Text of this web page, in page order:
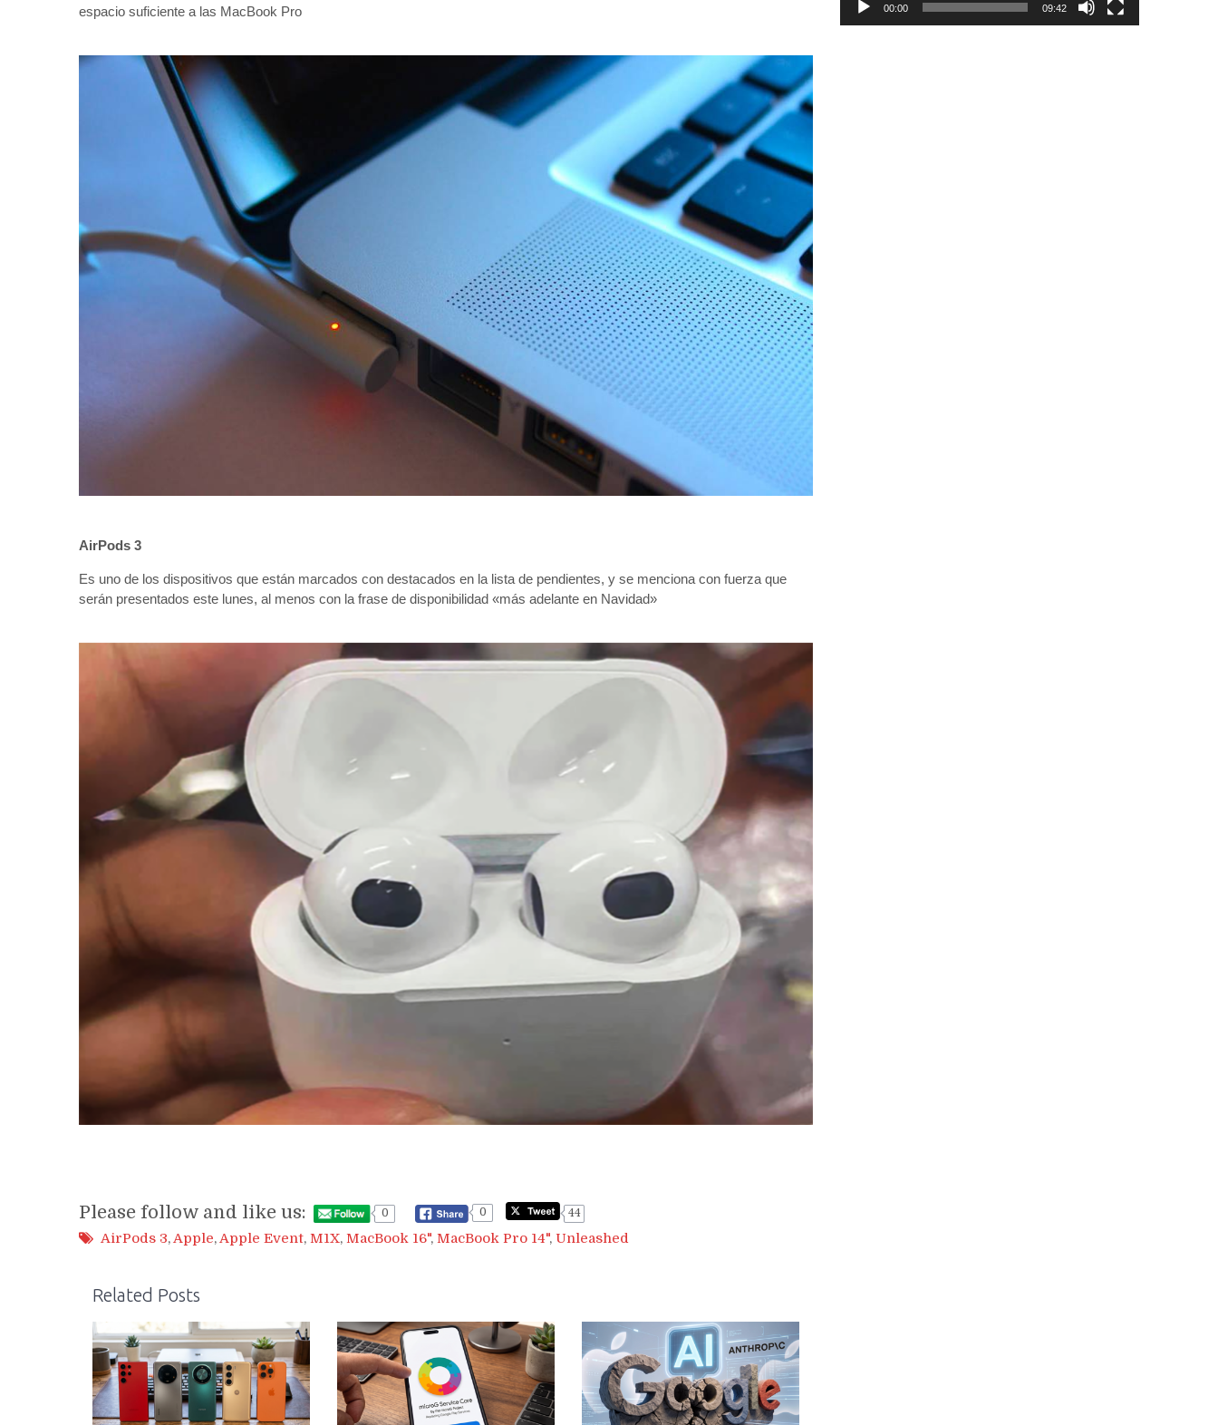
espacio suficiente a las MacBook Pro
AirPods 3
Es uno de los dispositivos que están marcados con destacados en la lista de pendientes, y se menciona con fuerza que
serán presentados este lunes, al menos con la frase de disponibilidad «más adelante en Navidad»
Please follow and like us: 0 0 44
AirPods 3,Apple,Apple Event, M1X, MacBook 16", MacBook Pro 14", Unleashed
Related Posts
00:00 09:42